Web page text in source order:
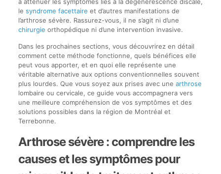
le syndrome facettaire et d’autres manifestations de
l’arthrose sévère. Rassurez-vous, il ne s’agit ni d’une
chirurgie orthopédique ni d’une intervention invasive.
Dans les prochaines sections, vous découvrirez en détail
comment cette méthode fonctionne, quels bénéfices elle
peut vous apporter, et en quoi elle représente une
véritable alternative aux options conventionnelles souvent
plus lourdes. Que vous soyez aux prises avec une arthrose
lombaire ou cervicale, ce guide vous accompagnera vers
une meilleure compréhension de vos symptômes et des
solutions possibles dans la région de Montréal et
Terrebonne.
Arthrose sévère : comprendre les
causes et les symptômes pour